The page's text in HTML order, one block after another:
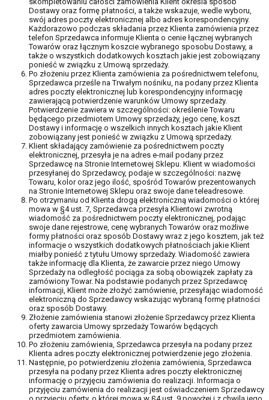
Dostawy oraz formę płatności, a także wskazuje, wedle wyboru,
swój adres poczty elektronicznej albo adres korespondencyjny.
Każdorazowo podczas składania przez Klienta zamówienia przez
telefon Sprzedawca informuje Klienta o cenie łącznej wybranych
Towarów oraz łącznym koszcie wybranego sposobu Dostawy, a
także o wszystkich dodatkowych kosztach jakie jest zobowiązany
ponieść w związku z Umową sprzedaży.
Po złożeniu przez Klienta zamówienia za pośrednictwem telefonu,
Sprzedawca prześle na Trwałym nośniku, na podany przez Klienta
adres poczty elektronicznej lub korespondencyjny informację
zawierającą potwierdzenie warunków Umowy sprzedaży.
Potwierdzenie zawiera w szczególności: określenie Towaru
będącego przedmiotem Umowy sprzedaży, jego cenę, koszt
Dostawy i informację o wszelkich innych kosztach jakie Klient
zobowiązany jest ponieść w związku z Umową sprzedaży.
Klient składający zamówienie za pośrednictwem poczty
elektronicznej, przesyła je na adres e-mail podany przez
Sprzedawcę na Stronie Internetowej Sklepu. Klient w wiadomości
przesyłanej do Sprzedawcy, podaje w szczególności: nazwę
Towaru, kolor oraz jego ilość, spośród Towarów prezentowanych
na Stronie Internetowej Sklepu oraz swoje dane teleadresowe.
Po otrzymaniu od Klienta drogą elektroniczną wiadomości o której
mowa w §4 ust. 7, Sprzedawca przesyła Klientowi zwrotną
wiadomość za pośrednictwem poczty elektronicznej, podając
swoje dane rejestrowe, cenę wybranych Towarów oraz możliwe
formy płatności oraz sposób Dostawy wraz z jego kosztem, jak też
informacje o wszystkich dodatkowych płatnościach jakie Klient
miałby ponieść z tytułu Umowy sprzedaży. Wiadomość zawiera
także informację dla Klienta, że zawarcie przez niego Umowy
Sprzedaży na odległość pociąga za sobą obowiązek zapłaty za
zamówiony Towar. Na podstawie podanych przez Sprzedawcę
informacji, Klient może złożyć zamówienie, przesyłając wiadomość
elektroniczną do Sprzedawcy wskazując wybraną formę płatności
oraz sposób Dostawy.
Złożenie zamówienia stanowi złożenie Sprzedawcy przez Klienta
oferty zawarcia Umowy sprzedaży Towarów będących
przedmiotem zamówienia.
Po złożeniu zamówienia, Sprzedawca przesyła na podany przez
Klienta adres poczty elektronicznej potwierdzenie jego złożenia.
Następnie, po potwierdzeniu złożenia zamówienia, Sprzedawca
przesyła na podany przez Klienta adres poczty elektronicznej
informację o przyjęciu zamówienia do realizacji. Informacja o
przyjęciu zamówienia do realizacji jest oświadczeniem Sprzedawcy